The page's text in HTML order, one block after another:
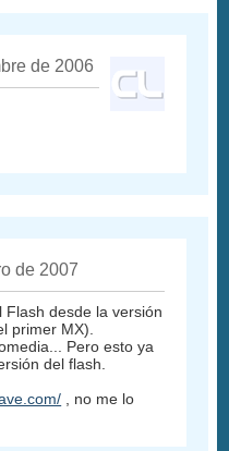
de 2006
de 2007
desde la versión
primer MX).
Pero esto ya
del flash.
, no me lo